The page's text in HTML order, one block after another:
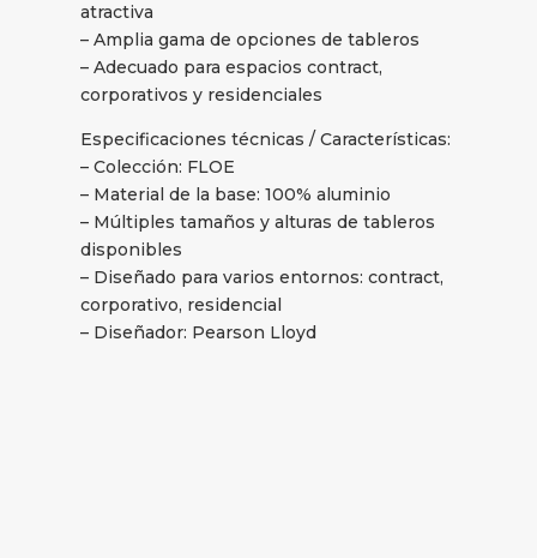
atractiva
– Amplia gama de opciones de tableros
– Adecuado para espacios contract,
corporativos y residenciales
Especificaciones técnicas / Características:
– Colección: FLOE
– Material de la base: 100% aluminio
– Múltiples tamaños y alturas de tableros
disponibles
– Diseñado para varios entornos: contract,
corporativo, residencial
– Diseñador: Pearson Lloyd